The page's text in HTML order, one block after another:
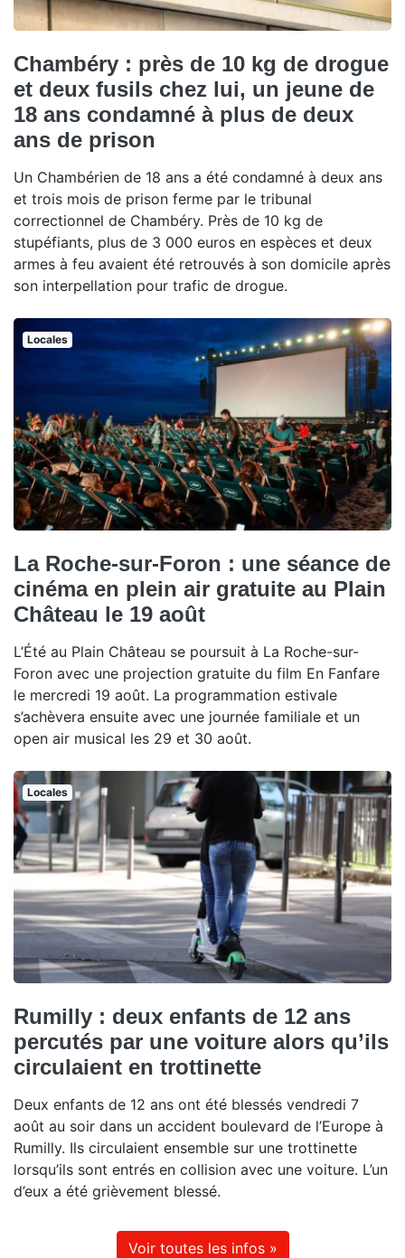
Chambéry : près de 10 kg de drogue
et deux fusils chez lui, un jeune de
18 ans condamné à plus de deux
ans de prison
Un Chambérien de 18 ans a été condamné à deux ans
et trois mois de prison ferme par le tribunal
correctionnel de Chambéry. Près de 10 kg de
stupéfiants, plus de 3 000 euros en espèces et deux
armes à feu avaient été retrouvés à son domicile après
son interpellation pour trafic de drogue.
Locales
La Roche-sur-Foron : une séance de
cinéma en plein air gratuite au Plain
Château le 19 août
L’Été au Plain Château se poursuit à La Roche-sur-
Foron avec une projection gratuite du film En Fanfare
le mercredi 19 août. La programmation estivale
s’achèvera ensuite avec une journée familiale et un
open air musical les 29 et 30 août.
Locales
Rumilly : deux enfants de 12 ans
percutés par une voiture alors qu’ils
circulaient en trottinette
Deux enfants de 12 ans ont été blessés vendredi 7
août au soir dans un accident boulevard de l’Europe à
Rumilly. Ils circulaient ensemble sur une trottinette
lorsqu’ils sont entrés en collision avec une voiture. L’un
d’eux a été grièvement blessé.
Voir toutes les infos »